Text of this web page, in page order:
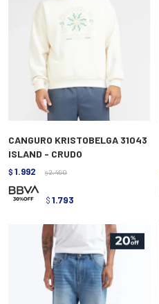
CANGURO KRISTOBELGA 31043
ISLAND - CRUDO
$ 1.992 $ 2.490
$ 1.793